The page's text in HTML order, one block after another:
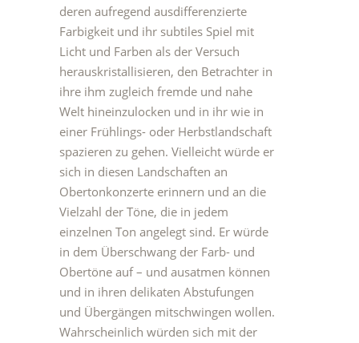
deren aufregend ausdifferenzierte
Farbigkeit und ihr subtiles Spiel mit
Licht und Farben als der Versuch
herauskristallisieren, den Betrachter in
ihre ihm zugleich fremde und nahe
Welt hineinzulocken und in ihr wie in
einer Frühlings- oder Herbstlandschaft
spazieren zu gehen. Vielleicht würde er
sich in diesen Landschaften an
Obertonkonzerte erinnern und an die
Vielzahl der Töne, die in jedem
einzelnen Ton angelegt sind. Er würde
in dem Überschwang der Farb- und
Obertöne auf – und ausatmen können
und in ihren delikaten Abstufungen
und Übergängen mitschwingen wollen.
Wahrscheinlich würden sich mit der